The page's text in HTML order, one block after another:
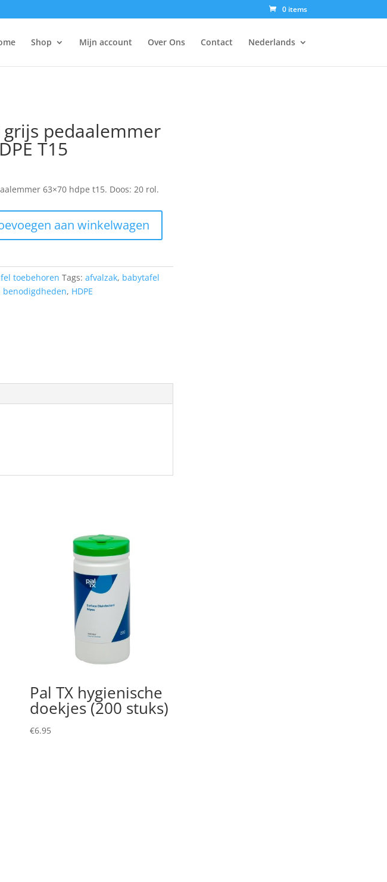
0 items
Shop Mijn account Over Ons Contact Nederlands
grijs pedaalemmer
T15
63×70 hdpe t15. Doos: 20 rol.
aan winkelwagen
toebehoren Tags: afvalzak, babytafel
benodigdheden, HDPE
Pal TX hygienische
doekjes (200 stuks)
€6.95